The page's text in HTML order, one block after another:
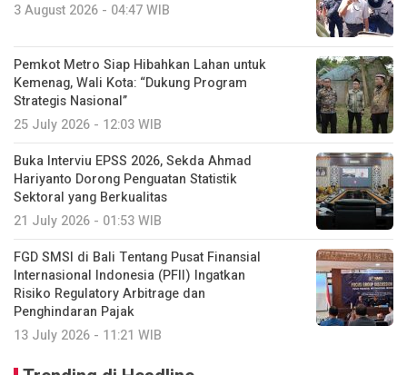
3 August 2026 - 04:47 WIB
Pemkot Metro Siap Hibahkan Lahan untuk
Kemenag, Wali Kota: “Dukung Program
Strategis Nasional”
25 July 2026 - 12:03 WIB
Buka Interviu EPSS 2026, Sekda Ahmad
Hariyanto Dorong Penguatan Statistik
Sektoral yang Berkualitas
21 July 2026 - 01:53 WIB
FGD SMSI di Bali Tentang Pusat Finansial
Internasional Indonesia (PFII) Ingatkan
Risiko Regulatory Arbitrage dan
Penghindaran Pajak
13 July 2026 - 11:21 WIB